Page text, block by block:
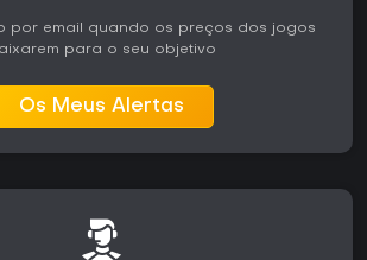
por email quando os preços dos jogos
para o seu objetivo
Os Meus Alertas